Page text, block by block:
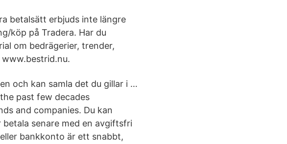
betalsätt erbjuds inte längre
köp på Tradera. Har du
om bedrägerier, trender,
och kan samla det du gillar i …
past few decades
and companies. Du kan
senare med en avgiftsfri
bankkonto är ett snabbt,